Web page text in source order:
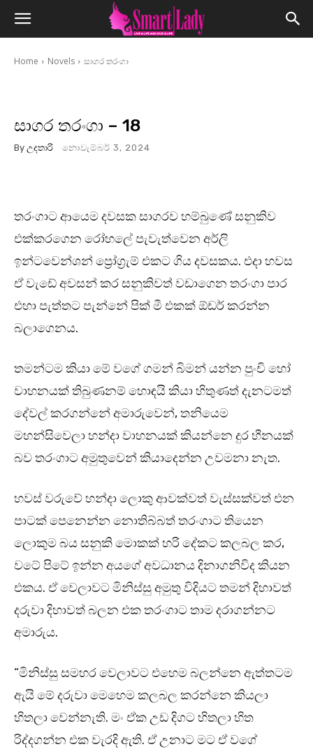
Home Novels සාගර තරංගා
සාගර තරංගා – 18
By උදතාරි නොවැම්බර් 3, 2024
තරංගාට ආයෙම දවසක සාගරව හම්බුණේ සනුකිව
එක්කරගෙන රෝහලේ පැවැත්වෙන අර්ලි
ඉන්ටවෙන්ශන් ප්‍රෝග්‍රැම් එකට ගිය දවසකය. එදා හවස
ඒ වැඩේ අවසන් කර සනුකිවත් වඩාගෙන තරංගා පාර
එහා පැත්තට පැන්නේ පික් මී එකක් ඕඩර් කරන්න
බලාගෙනය.
තමන්ටම කියා මේ වගේ ගමන් බිමන් යන්න පුංචි හෝ
වාහනයක් තිබුණනම් හොඳයි කියා හිතුණත් දැනටමත්
දේවල් කරගන්නේ අමාරුවෙන්, තනියෙම
මහන්සිවෙලා හන්දා වාහනයක් කියන්නෙ දුර හීනයක්
බව තරංගාට අමුතුවෙන් කියාදෙන්න උවමනා නැත.
හවස් වරුවේ හන්දා ලොකු ආවක්වත් වැස්සක්වත් එන
පාටක් පෙනෙන්න නොතිබ්බත් තරංගාට තියෙන
ලොකුම බය සනුකි මොකක් හරි දේකට කලබල කර,
වටේ පිටේ ඉන්න අයගේ අවධානය දිනාගනිවිද කියන
එකය. ඒ වෙලාවට මිනිස්සු අමුතු විදියට තමන් දිහාවත්
දරුවා දිහාවත් බලන එක තරංගාට තාම දරාගන්නට
අමාරුය.
“මිනිස්සු සමහර වෙලාවට එහෙම බලන්නෙ ඇත්තටම
ඇයි මේ දරුවා මෙහෙම කලබල කරන්නෙ කියලා
හිතලා වෙන්නැති. මං ඒක උඩ දිගට හිතලා හිත
රිද්දගන්න එක වැරදි ඇති. ඒ උනාට මට ඒ වගේ